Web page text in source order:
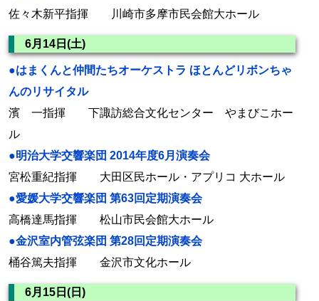
佐々木新平指揮 川崎市多摩市民会館大ホール
6月14日(土)
●はまくんと仲間たちオーケストラ ほとんどリボンちゃ
んのリサイタル
濱 一指揮 下諏訪総合文化センター やまびこホー
ル
●明治大学交響楽団 2014年度6月演奏会
宮松重紀指揮 大田区民ホール・アプリコ 大ホール
●愛媛大学交響楽団 第63回定期演奏会
高橋達馬指揮 松山市民会館大ホール
●金沢室内管弦楽団 第28回定期演奏会
桶谷篤夫指揮 金沢市文化ホール
6月15日(日)